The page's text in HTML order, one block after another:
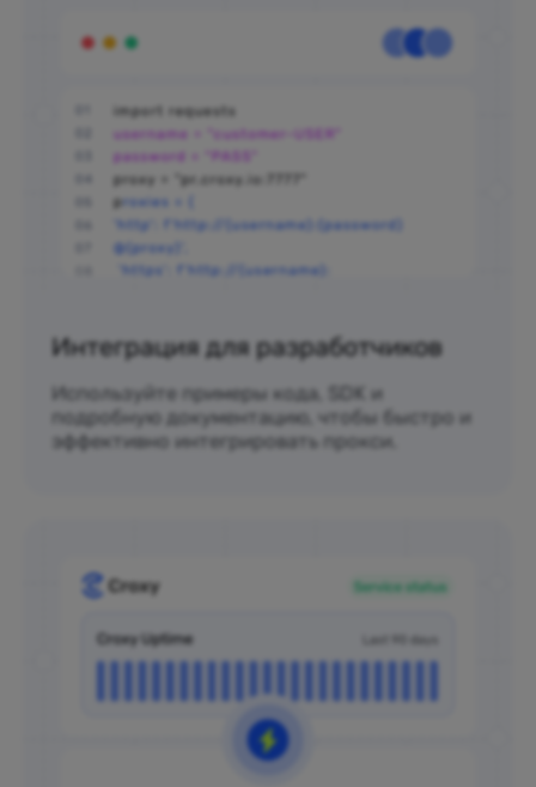
Интеграция для разработчиков
Используйте примеры кода, SDK и
подробную документацию, чтобы быстро и
эффективно интегрировать прокси.